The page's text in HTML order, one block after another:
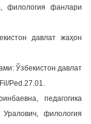
филология фанлари
давлат жаҳон
Ўзбекистон давлат
Ped.27.01.
педагогика
филология